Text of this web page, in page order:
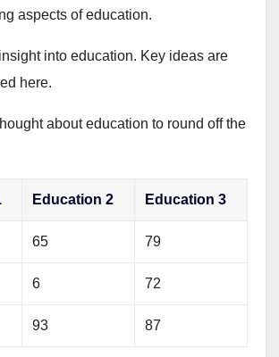
aspects of education.
into education. Key ideas are
here.
about education to round off the
Education 2 Education 3
65 79
6 72
93 87